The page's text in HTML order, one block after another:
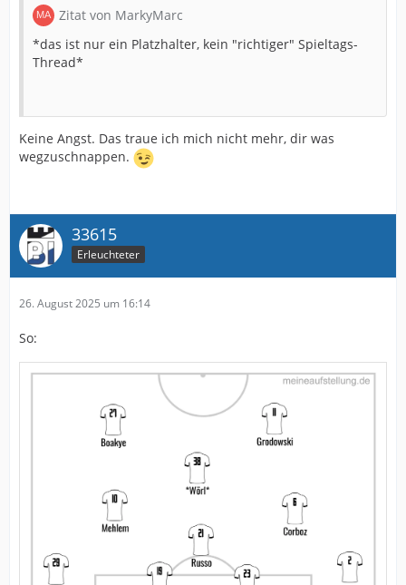
Zitat von MarkyMarc
*das ist nur ein Platzhalter, kein "richtiger" Spieltags-
Thread*
Keine Angst. Das traue ich mich nicht mehr, dir was
wegzuschnappen.
33615
Erleuchteter
26. August 2025 um 16:14
So: